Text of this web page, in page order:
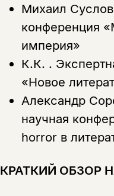
Михаил
конференция
империя»
К.К. .
«Новое
Александр
научная
horror в
КРАТКИЙ ОБЗОР